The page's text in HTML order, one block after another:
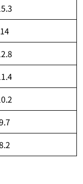
14